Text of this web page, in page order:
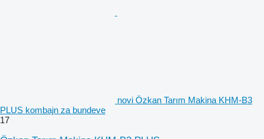
novi Özkan Tarım Makina KHM-B3
PLUS kombajn za bundeve
17